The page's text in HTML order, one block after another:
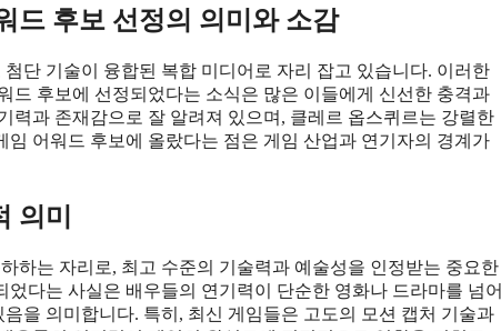
드 후보 선정의 의미와 소감
단 기술이 융합된 복합 미디어로 자리 잡고 있습니다. 이러한
드 후보에 선정되었다는 소식은 많은 이들에게 신선한 충격과
력과 존재감으로 잘 알려져 있으며, 클레르 옵스퀴르는 강렬한
어워드 후보에 올랐다는 점은 게임 산업과 연기자의 경계가
의미
하는 자리로, 최고 수준의 기술력과 예술성을 인정받는 중요한
다는 사실은 배우들의 연기력이 단순한 영화나 드라마를 넘어
을 의미합니다. 특히, 최신 게임들은 고도의 모션 캡처 기술과